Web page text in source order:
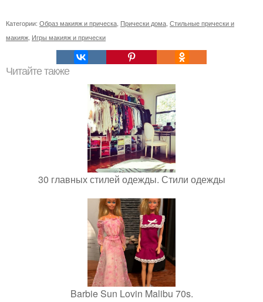
Категории: Образ макияж и прическа Прически дома Стильные прически и
макияж Игры макияж и прически
Читайте также
30 главных стилей одежды. Стили одежды
Barbie Sun Lovin Malibu 70s.